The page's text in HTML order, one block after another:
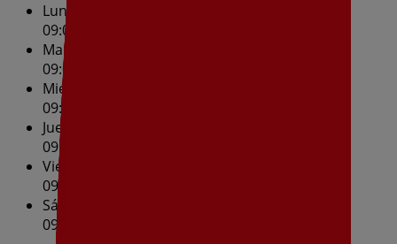
Lunes
09:00 - 21:00
Martes
09:00 - 21:00
Miércoles
09:00 - 21:00
Jueves
09:00 - 21:00
Viernes
09:00 - 21:00
Sábado
09:00 - 21:00